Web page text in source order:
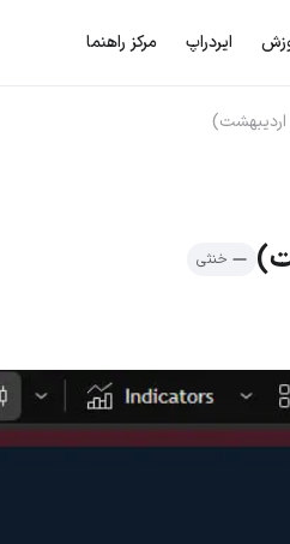
ایردراپ مرکز راهنما
خنثی